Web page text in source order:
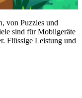
von Puzzles und
sind für Mobilgeräte
Flüssige Leistung und